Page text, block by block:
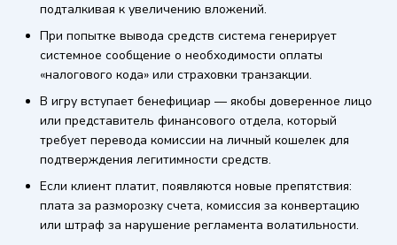
подталкивая к увеличению вложений.
При попытке вывода средств система генерирует
системное сообщение о необходимости оплаты
«налогового кода» или страховки транзакции.
В игру вступает бенефициар — якобы доверенное лицо
или представитель финансового отдела, который
требует перевода комиссии на личный кошелек для
подтверждения легитимности средств.
Если клиент платит, появляются новые препятствия:
плата за разморозку счета, комиссия за конвертацию
или штраф за нарушение регламента волатильности.